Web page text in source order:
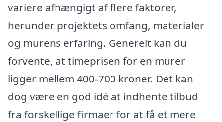
variere afhængigt af flere faktorer,
herunder projektets omfang, materialer
og murens erfaring. Generelt kan du
forvente, at timeprisen for en murer
ligger mellem 400-700 kroner. Det kan
dog være en god idé at indhente tilbud
fra forskellige firmaer for at få et mere